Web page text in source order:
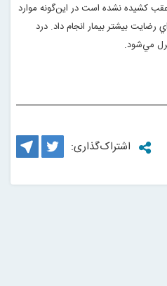
كشيده نشده است در اين‌گونه موارد
بيشتر بيمار انجام داد. درد
مي‌شود.
اشتراک‌گذاری: